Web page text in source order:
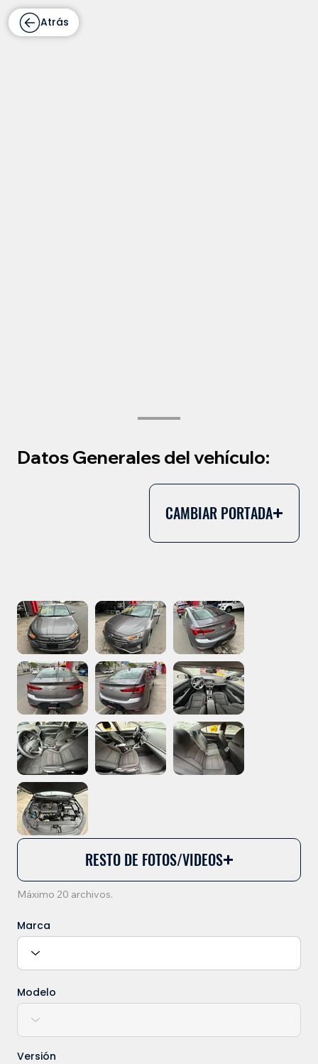
CAMBIAR PORTADA
RESTO DE FOTOS/VIDEOS
Máximo 20 archivos.
Datos Generales del vehículo:
Marca
Modelo
Versión
Atrás